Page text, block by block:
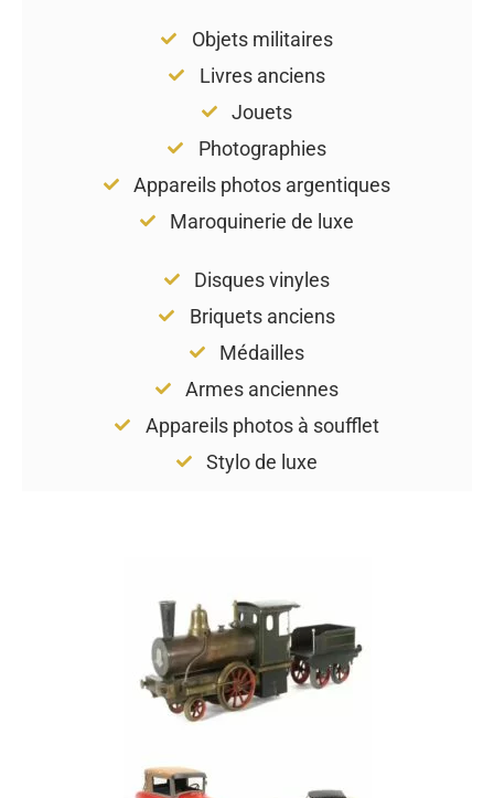
Objets militaires
Livres anciens
Jouets
Photographies
Appareils photos argentiques
Maroquinerie de luxe
Disques vinyles
Briquets anciens
Médailles
Armes anciennes
Appareils photos à soufflet
Stylo de luxe